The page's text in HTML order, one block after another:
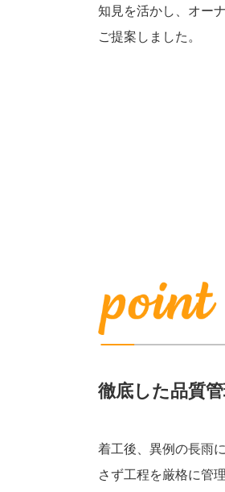
知見を活かし、オー
ご提案しました。
徹底した品質
着工後、異例の長雨
さず工程を厳格に管